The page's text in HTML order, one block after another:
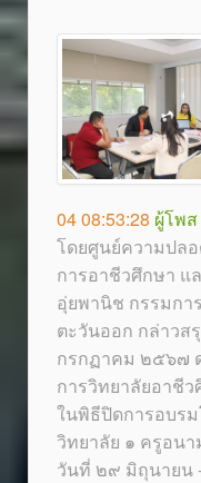
04 08:53:28 ผู้โพส
โดยศูนย์ความปล
การอาชีวศึกษา แ
อุ่ยพานิช กรรมก
ตะวันออก กล่าวส
กรกฏาคม ๒๕๖๗
การวิทยาลัยอาชีว
ในพิธีปิดการอบร
วิทยาลัย ๑ ครูอน
วันที่ ๒๙ มิถุนายน